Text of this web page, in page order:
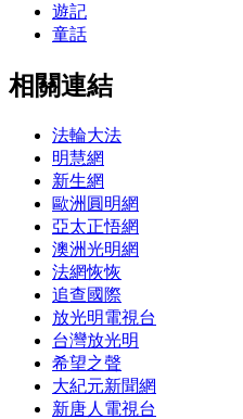
遊記
童話
相關連結
法輪大法
明慧網
新生網
歐洲圓明網
亞太正悟網
澳洲光明網
法網恢恢
追查國際
放光明電視台
台灣放光明
希望之聲
大紀元新聞網
新唐人電視台